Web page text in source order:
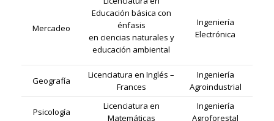
Mercadeo
Educación básica con
énfasis
en ciencias naturales y
educación ambiental
Ingeniería
Electrónica
Geografía
Licenciatura en Inglés –
Frances
Ingeniería
Agroindustrial
Psicología
Licenciatura en
Matemáticas
Ingeniería
Agroforestal